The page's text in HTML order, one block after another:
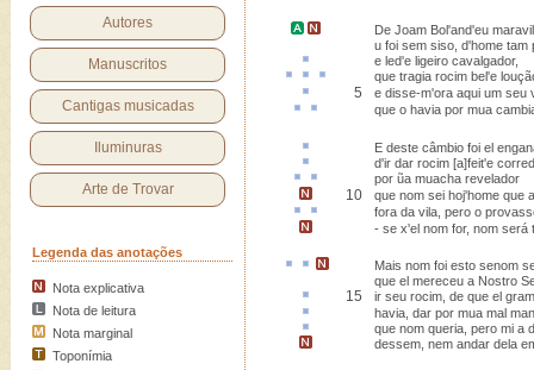
Autores
Manuscritos
Cantigas musicadas
Iluminuras
Arte de Trovar
Legenda das anotações
Nota explicativa
Nota de leitura
Nota marginal
Toponímia
De Joam Bol'and'eu
u foi sem siso, d'home tam
e led'e ligeiro cavalgador,
que tragia rocim bel'e
5 e disse-m'ora aqui um seu
que o havia por mua
E deste câmbio foi el
d'ir dar rocim [a]feit'e
por ũa muacha revelador
10 que nom sei hoj'home que
fora da vila, pero o
- se x'el nom for, nom será
Mais nom foi esto senom
que el mereceu a Nostro
15
ir seu rocim, de que el
havia, dar por mua mal
que nom queria, pero mi a
dessem, nem andar dela